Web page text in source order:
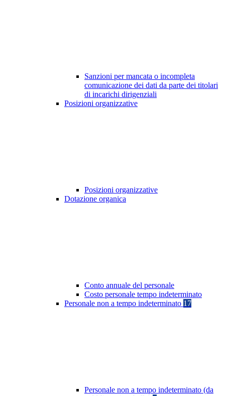
Sanzioni per mancata o incompleta
comunicazione dei dati da parte dei titolari
di incarichi dirigenziali
Posizioni organizzative
Posizioni organizzative
Dotazione organica
Conto annuale del personale
Costo personale tempo indeterminato
Personale non a tempo indeterminato 17
Personale non a tempo indeterminato (da